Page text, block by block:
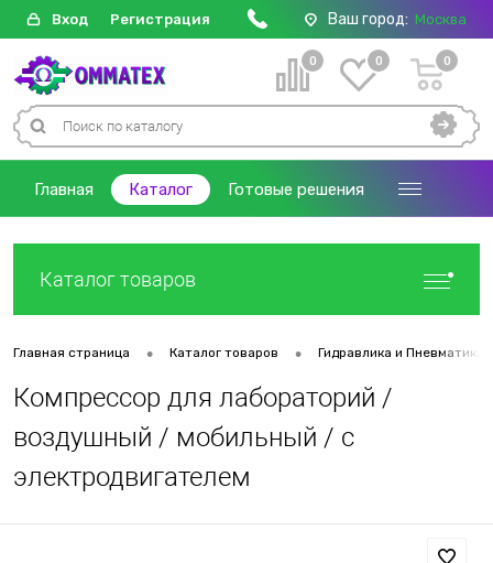
Вход Регистрация Ваш город: Москва
0 0 0
Главная Каталог Готовые решения
Каталог товаров
Главная страница • Каталог товаров • Гидравлика и Пневматика
Компрессор для лабораторий /
воздушный / мобильный / с
электродвигателем